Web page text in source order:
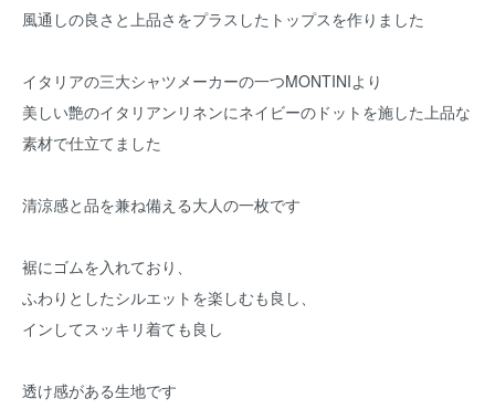
風通しの良さと上品さをプラスしたトップスを作りました
イタリアの三大シャツメーカーの一つMONTINIより
美しい艶のイタリアンリネンにネイビーのドットを施した上品な
素材で仕立てました
清涼感と品を兼ね備える大人の一枚です
裾にゴムを入れており、
ふわりとしたシルエットを楽しむも良し、
インしてスッキリ着ても良し
透け感がある生地です